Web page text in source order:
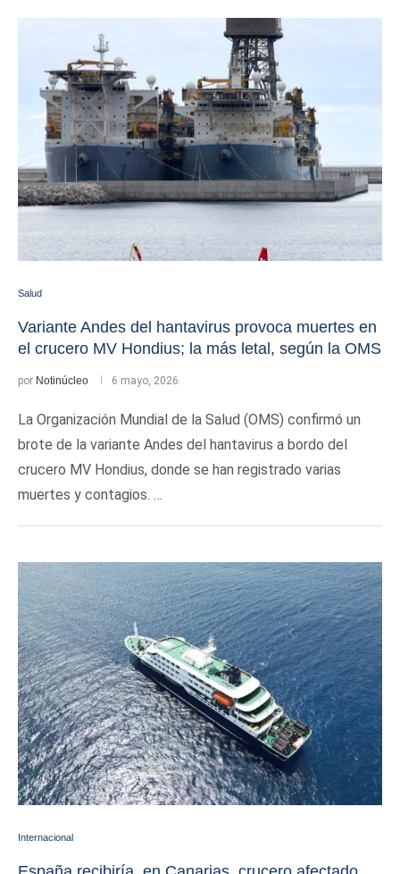
Salud
Variante Andes del hantavirus provoca muertes en
el crucero MV Hondius; la más letal, según la OMS
por Notinúcleo 6 mayo, 2026
La Organización Mundial de la Salud (OMS) confirmó un
brote de la variante Andes del hantavirus a bordo del
crucero MV Hondius, donde se han registrado varias
muertes y contagios. …
Internacional